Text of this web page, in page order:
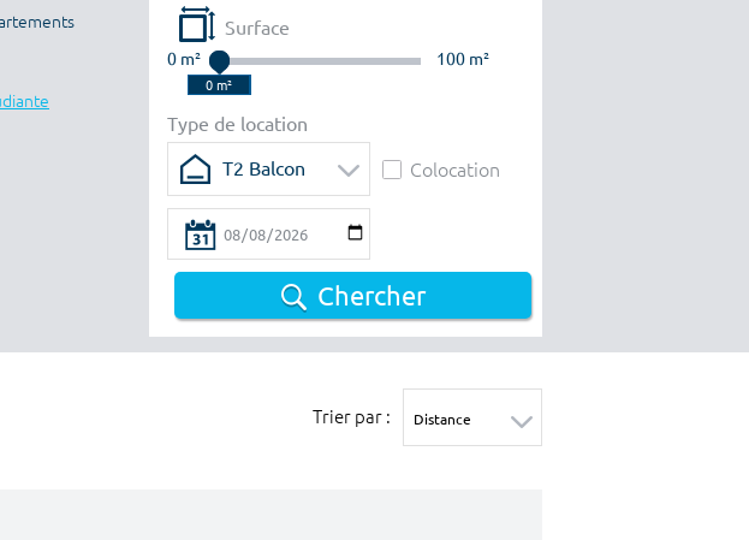
Surface
0 m² 100 m²
Type de location
T2 Balcon
Colocation
Chercher
Trier par :